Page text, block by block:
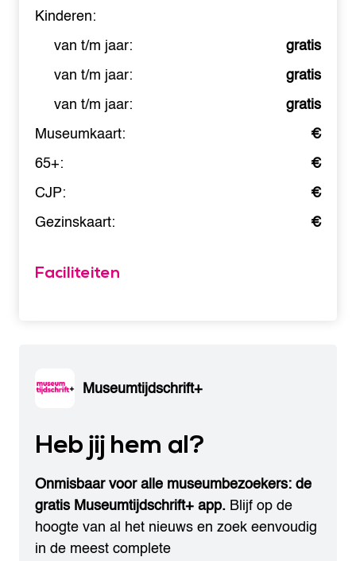
Kinderen:
van t/m jaar:
gratis
van t/m jaar:
gratis
van t/m jaar:
gratis
Museumkaart:
€
65+:
€
CJP:
€
Gezinskaart:
€
Faciliteiten
Museumtijdschrift+
Heb jij hem al?
Onmisbaar voor alle museumbezoekers: de
gratis Museumtijdschrift+ app. Blijf op de
hoogte van al het nieuws en zoek eenvoudig
in de meest complete